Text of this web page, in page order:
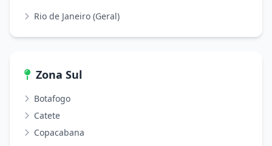
Rio de Janeiro (Geral)
Zona Sul
Botafogo
Catete
Copacabana